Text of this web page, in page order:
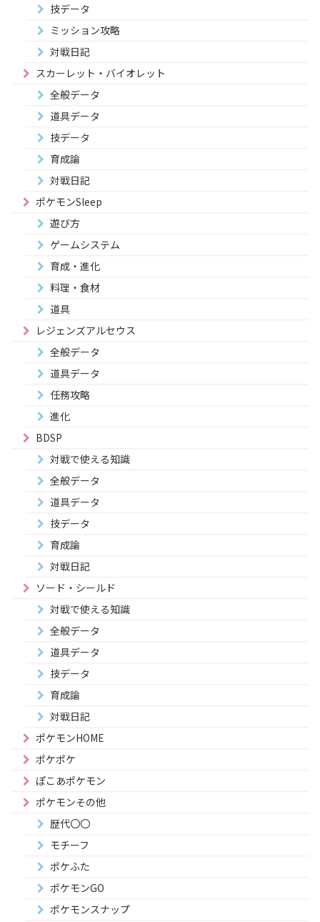
技データ
ミッション攻略
対戦日記
スカーレット・バイオレット
全般データ
道具データ
技データ
育成論
対戦日記
ポケモンSleep
遊び方
ゲームシステム
育成・進化
料理・食材
道具
レジェンズアルセウス
全般データ
道具データ
任務攻略
進化
BDSP
対戦で使える知識
全般データ
道具データ
技データ
育成論
対戦日記
ソード・シールド
対戦で使える知識
全般データ
道具データ
技データ
育成論
対戦日記
ポケモンHOME
ポケポケ
ぽこあポケモン
ポケモンその他
歴代〇〇
モチーフ
ポケふた
ポケモンGO
ポケモンスナップ